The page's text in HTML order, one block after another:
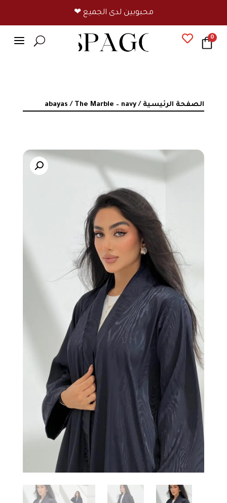
❤ محبوبين لدى الجميع
a U  0
الصفحة الرئيسية /
abayas / The Marble – navy